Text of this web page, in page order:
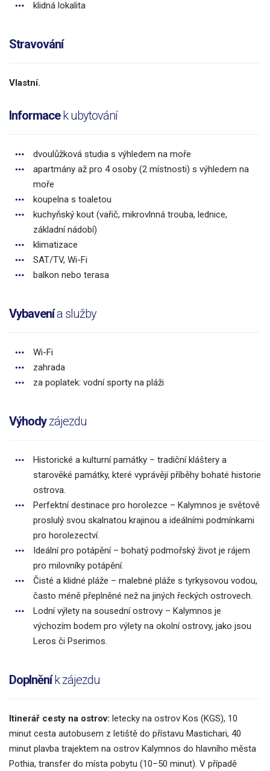
klidná lokalita
Stravování
Vlastní.
Informacek ubytování
dvoulůžková studia s výhledem na moře
apartmány až pro 4 osoby (2 místnosti) s výhledem na
moře
koupelna s toaletou
kuchyňský kout (vařič, mikrovlnná trouba, lednice,
základní nádobí)
klimatizace
SAT/TV, Wi-Fi
balkon nebo terasa
Vybavenía služby
Wi-Fi
zahrada
za poplatek: vodní sporty na pláži
Výhodyzájezdu
Historické a kulturní památky – tradiční kláštery a
starověké památky, které vyprávějí příběhy bohaté historie
ostrova.
Perfektní destinace pro horolezce – Kalymnos je světově
proslulý svou skalnatou krajinou a ideálními podmínkami
pro horolezectví.
Ideální pro potápění – bohatý podmořský život je rájem
pro milovníky potápění.
Čisté a klidné pláže – malebné pláže s tyrkysovou vodou,
často méně přeplněné než na jiných řeckých ostrovech.
Lodní výlety na sousední ostrovy – Kalymnos je
výchozím bodem pro výlety na okolní ostrovy, jako jsou
Leros či Pserimos.
Doplněník zájezdu
Itinerář cesty na ostrov: letecky na ostrov Kos (KGS), 10
minut cesta autobusem z letiště do přístavu Mastichari, 40
minut plavba trajektem na ostrov Kalymnos do hlavního města
Pothia, transfer do místa pobytu (10–50 minut). V případě